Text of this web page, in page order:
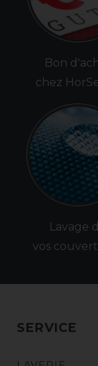
Bon
chez
Lavage
vos
SERVICE